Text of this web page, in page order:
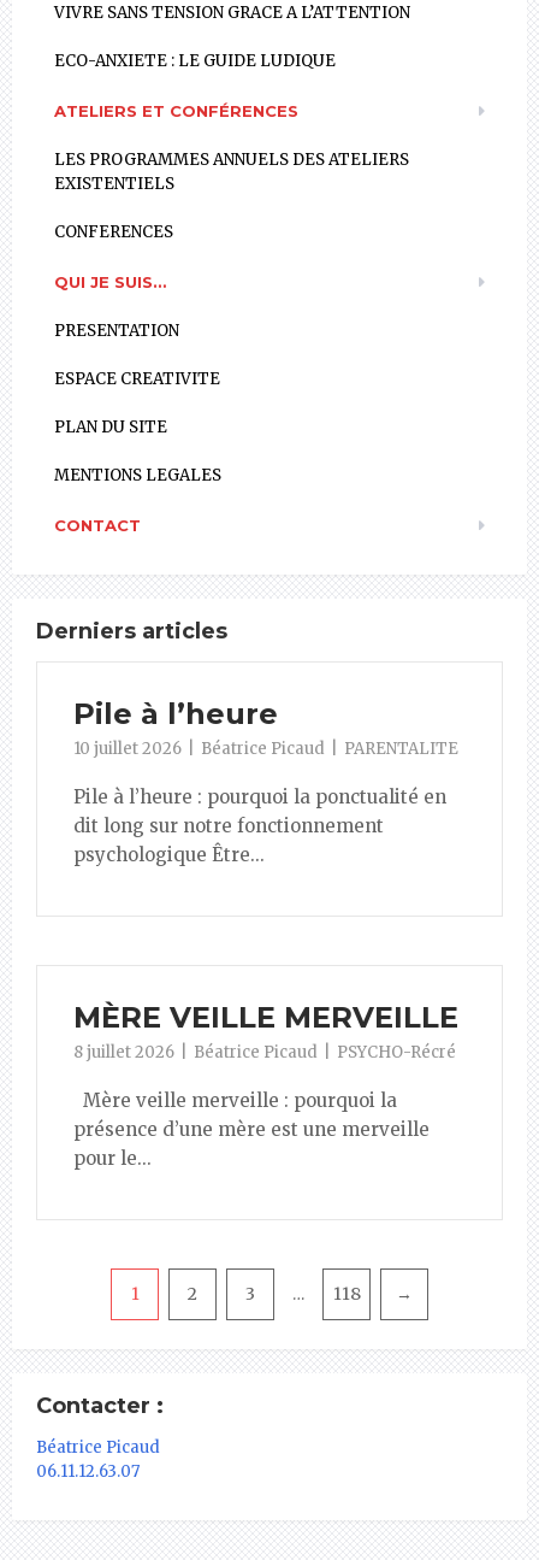
VIVRE SANS TENSION GRACE A L’ATTENTION
ECO-ANXIETE : LE GUIDE LUDIQUE
ATELIERS ET CONFÉRENCES
LES PROGRAMMES ANNUELS DES ATELIERS
EXISTENTIELS
CONFERENCES
QUI JE SUIS…
PRESENTATION
ESPACE CREATIVITE
PLAN DU SITE
MENTIONS LEGALES
CONTACT
Derniers articles
Pile à l’heure
10 juillet 2026 Béatrice Picaud PARENTALITE
Pile à l’heure : pourquoi la ponctualité en
dit long sur notre fonctionnement
psychologique Être...
MÈRE VEILLE MERVEILLE
8 juillet 2026 Béatrice Picaud PSYCHO-Récré
Mère veille merveille : pourquoi la
présence d’une mère est une merveille
pour le...
Pagination
1 2 3 … 118 →
Contacter :
Béatrice Picaud
06.11.12.63.07